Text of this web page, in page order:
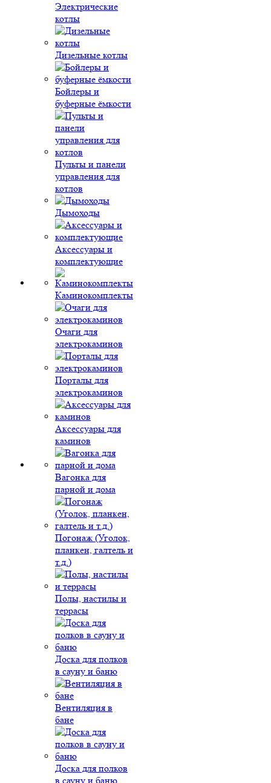
Электрические
котлы
Дизельные котлы
Бойлеры и
буферные ёмкости
Пульты и панели
управления для
котлов
Дымоходы
Аксессуары и
комплектующие
Каминокомплекты
Очаги для
электрокаминов
Порталы для
электрокаминов
Аксессуары для
каминов
Вагонка для
парной и дома
Погонаж (Уголок,
планкен, галтель и
т.д.)
Полы, настилы и
террасы
Доска для полков
в сауну и баню
Вентиляция в
бане
Доска для полков
в сауну и баню